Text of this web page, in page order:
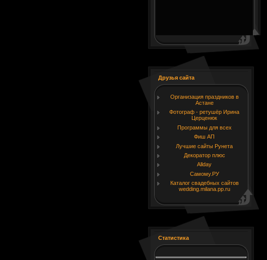
Друзья сайта
Организация праздников в
Астане
Фотограф - ретушёр Ирина
Церценюк
Программы для всех
Фиш АП
Лучшие сайты Рунета
Декоратор плюс
Allday
Самому.РУ
Каталог свадебных сайтов
wedding.milana.pp.ru
Статистика